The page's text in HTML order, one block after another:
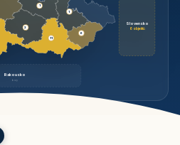
Slovensko
6 objektů
Rakousko
brzy
1
2
11
1
6